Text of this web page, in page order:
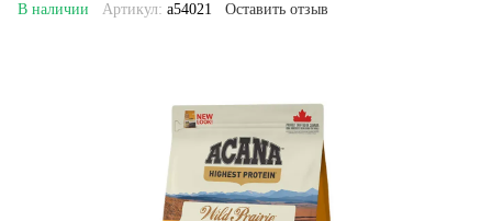
В наличии Артикул: a54021 Оставить отзыв